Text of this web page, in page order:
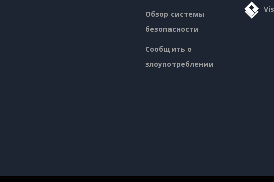
Обзор системы
безопасности
Сообщить о
злоупотреблении